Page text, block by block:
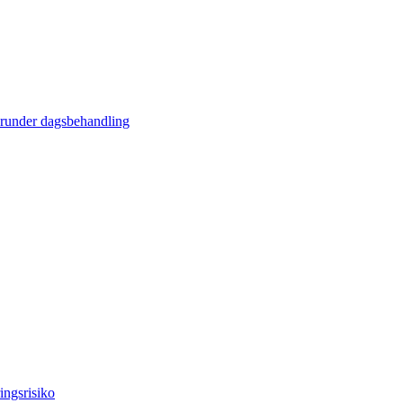
dagsbehandling